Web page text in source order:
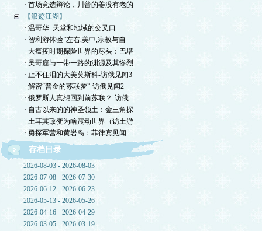
· 首场竞选辩论，川普的姜没有老的
【浪迹江湖】
· 温哥华: 天堂和地域的交叉口
· 智利游体验”左右,美中,宗教与自
· 大瘟疫时期探险世界的尽头：巴塔
· 吴哥窟与一带一路的渊源及其惨烈
· 止不住泪的大美莫斯科-访俄见闻3
· 解密“普金的苏联梦”-访俄见闻2
· 俄罗斯人真想回到前苏联？-访俄
· 自古以来的的神圣领土：金三角探
· 土耳其政变为啥震动世界（访土游
· 勇探军营和黄岩岛：菲律宾见闻
存档目录
2026-08-03 - 2026-08-03
2026-07-08 - 2026-07-30
2026-06-12 - 2026-06-23
2026-05-13 - 2026-05-26
2026-04-16 - 2026-04-29
2026-03-05 - 2026-03-19